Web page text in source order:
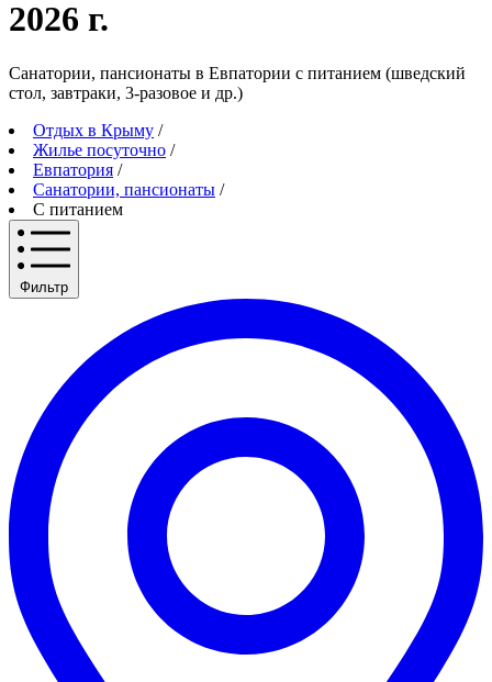
2026 г.
Санатории, пансионаты в Евпатории c питанием (шведский
стол, завтраки, 3-разовое и др.)
Отдых в Крыму /
Жилье посуточно /
Евпатория /
Санатории, пансионаты /
С питанием
Фильтр